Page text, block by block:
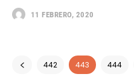
11 FEBRERO, 2020
442 443 444